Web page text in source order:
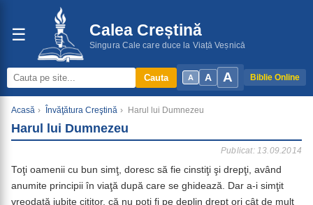
☰ Calea Creștină
Singura Cale care duce la Viață Veșnică
A A A Biblie Online
Cauta
Acasă › Învăţătura Creştină › Harul lui Dumnezeu
Harul lui Dumnezeu
Publicat: 13.09.2014
Toţi oamenii cu bun simţ, doresc să fie cinstiţi şi drepţi, având
anumite principii în viaţă după care se ghidează. Dar a-i simţit
vreodată iubite cititor, că nu poţi fi pe deplin drept ori cât de mult